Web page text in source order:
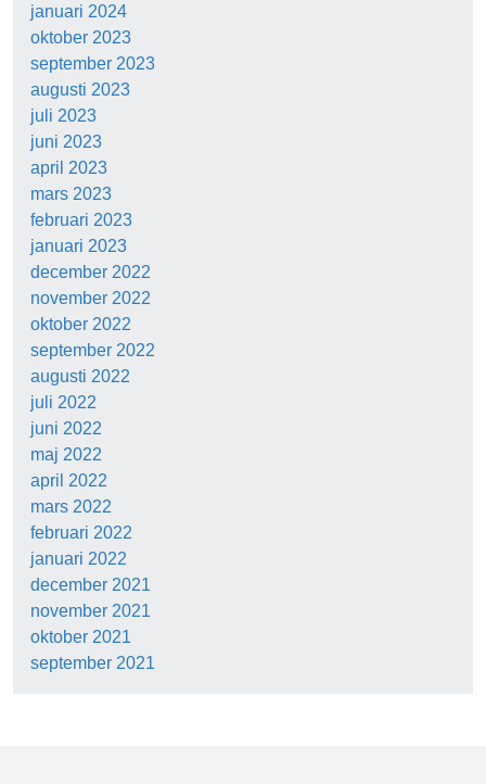
januari 2024
oktober 2023
september 2023
augusti 2023
juli 2023
juni 2023
april 2023
mars 2023
februari 2023
januari 2023
december 2022
november 2022
oktober 2022
september 2022
augusti 2022
juli 2022
juni 2022
maj 2022
april 2022
mars 2022
februari 2022
januari 2022
december 2021
november 2021
oktober 2021
september 2021